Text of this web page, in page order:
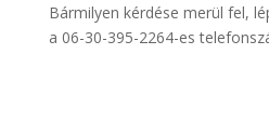
Bármilyen kérdése merül fel,
a 06-30-395-2264-es